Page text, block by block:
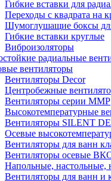
Гибкие вставки для
Переходы с квадрата на
Шумоглушащие боксы
Гибкие вставки круглые
Виброизоляторы
радиальные
вентиляторы
Вентиляторы Decor
Центробежные
Вентиляторы серии ММР
Высокотемпературные
Вентиляторы SILENT
Осевые
Вентиляторы для ванн
Вентиляторы осевые
Напольные, настольные,
Вентиляторы для ванн и